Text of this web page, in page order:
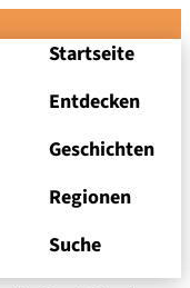
Startseite
Entdecken
Geschichten
Regionen
Suche
Uhr